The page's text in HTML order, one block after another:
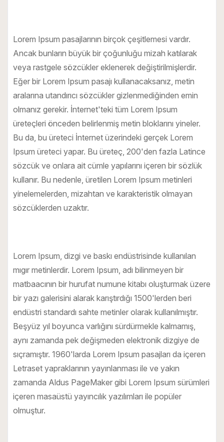
Lorem Ipsum pasajlarının birçok çeşitlemesi vardır.
Ancak bunların büyük bir çoğunluğu mizah katılarak
veya rastgele sözcükler eklenerek değiştirilmişlerdir.
Eğer bir Lorem Ipsum pasajı kullanacaksanız, metin
aralarına utandırıcı sözcükler gizlenmediğinden emin
olmanız gerekir. İnternet'teki tüm Lorem Ipsum
üreteçleri önceden belirlenmiş metin bloklarını yineler.
Bu da, bu üreteci İnternet üzerindeki gerçek Lorem
Ipsum üreteci yapar. Bu üreteç, 200'den fazla Latince
sözcük ve onlara ait cümle yapılarını içeren bir sözlük
kullanır. Bu nedenle, üretilen Lorem Ipsum metinleri
yinelemelerden, mizahtan ve karakteristik olmayan
sözcüklerden uzaktır.
Lorem Ipsum, dizgi ve baskı endüstrisinde kullanılan
mıgır metinlerdir. Lorem Ipsum, adı bilinmeyen bir
matbaacının bir hurufat numune kitabı oluşturmak üzere
bir yazı galerisini alarak karıştırdığı 1500'lerden beri
endüstri standardı sahte metinler olarak kullanılmıştır.
Beşyüz yıl boyunca varlığını sürdürmekle kalmamış,
aynı zamanda pek değişmeden elektronik dizgiye de
sıçramıştır. 1960'larda Lorem Ipsum pasajları da içeren
Letraset yapraklarının yayınlanması ile ve yakın
zamanda Aldus PageMaker gibi Lorem Ipsum sürümleri
içeren masaüstü yayıncılık yazılımları ile popüler
olmuştur.